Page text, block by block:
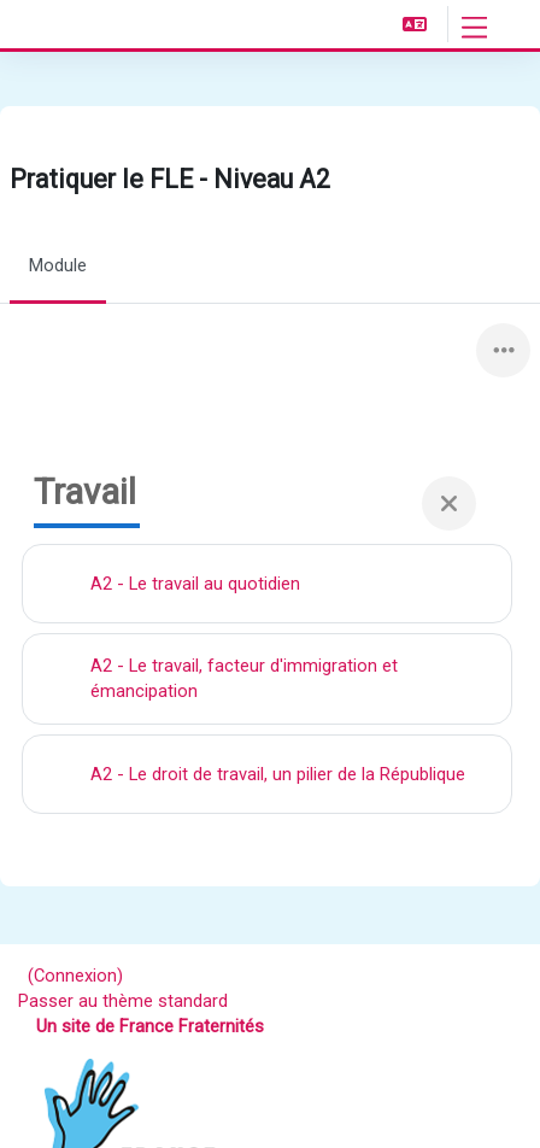
Panneau
Pratiquer le FLE - Niveau A2
Module
Travail
A2 - Le travail au quotidien
A2 - Le travail, facteur d'immigration et
émancipation
A2 - Le droit de travail, un pilier de la République
(Connexion)
Passer au thème standard
Un site de France Fraternités